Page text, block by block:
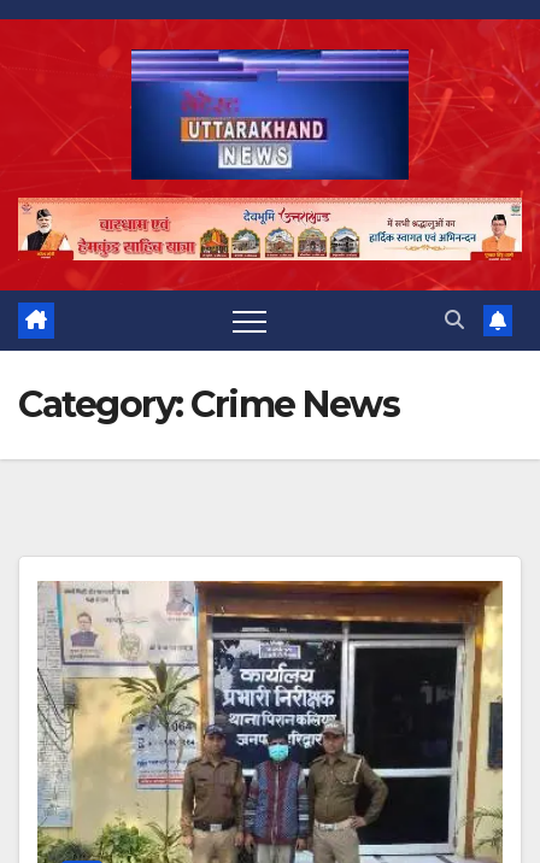
Skip
Category:Crime News